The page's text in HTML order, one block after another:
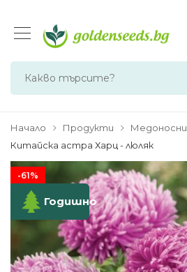
Начало Продукти
Медоносни
Китайска астра Харц - люляк
Годишно
-61%